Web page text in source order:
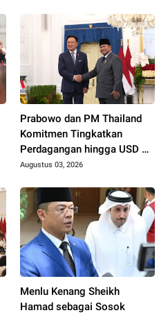
Prabowo dan PM Thailand
Komitmen Tingkatkan
Perdagangan hingga USD 20
Miliar pada 2030
Augustus 03, 2026
Menlu Kenang Sheikh
Hamad sebagai Sosok